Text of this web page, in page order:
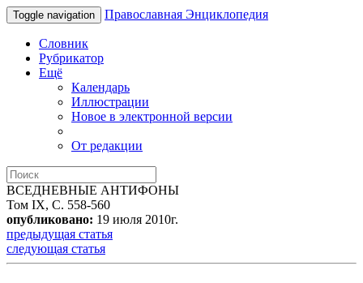
Toggle navigation Православная Энциклопедия
Словник
Рубрикатор
Ещё
Календарь
Иллюстрации
Новое в электронной версии
От редакции
ВСЕДНЕВНЫЕ АНТИФОНЫ
Том IX, С. 558-560
опубликовано: 19 июля 2010г.
предыдущая статья
следующая статья